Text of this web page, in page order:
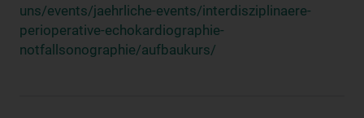
uns/events/jaehrliche-events/interdisziplinaere-
perioperative-echokardiographie-
notfallsonographie/aufbaukurs/